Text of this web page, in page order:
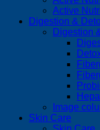
Active
Digestion &
Digestion
Image
Skin Care